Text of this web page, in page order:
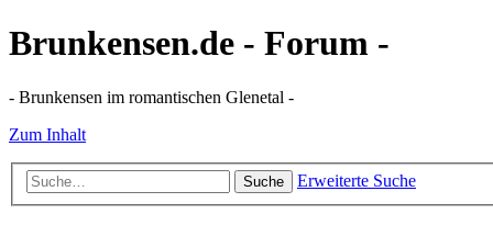
Brunkensen.de - Forum -
- Brunkensen im romantischen Glenetal -
Zum Inhalt
Suche Erweiterte Suche